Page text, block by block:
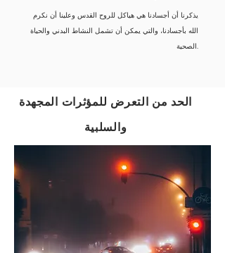
يذكرنا أن أجسادنا هي هياكل للروح القدس وعلينا أن نكرم
الله بأجسادنا، والتي يمكن أن تشمل النشاط البدني والحياة
الصحية.
الحد من التعرض للمؤثرات المجهدة
والسلبية